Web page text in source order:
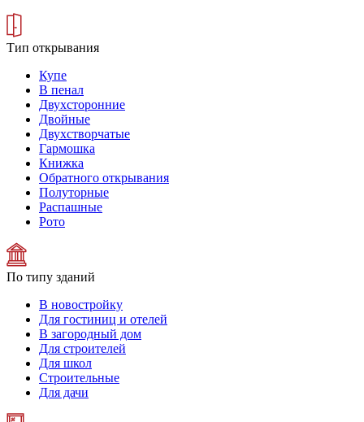
Тип открывания
Купе
В пенал
Двухсторонние
Двойные
Двухстворчатые
Гармошка
Книжка
Обратного открывания
Полуторные
Распашные
Рото
По типу зданий
В новостройку
Для гостиниц и отелей
В загородный дом
Для строителей
Для школ
Строительные
Для дачи